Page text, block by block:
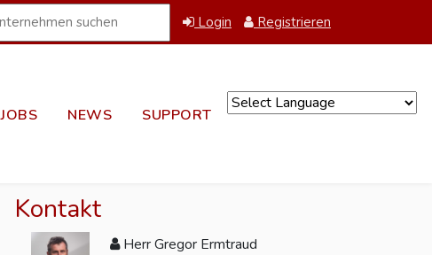
Login Registrieren
JOBS NEWS SUPPORT
Kontakt
Herr Gregor Ermtraud